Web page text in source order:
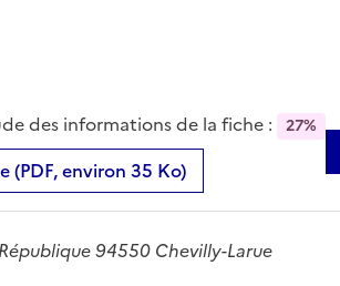
des informations de la fiche : 27%
(PDF, environ 35 Ko)
94550 Chevilly-Larue